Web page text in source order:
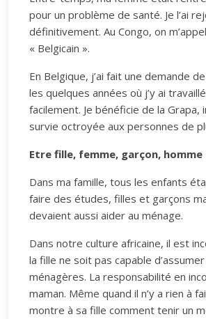
pour un problème de santé. Je l’ai
définitivement. Au Congo, on
« Belgicain ».
En Belgique, j’ai fait une demande
les quelques années où j’y ai
facilement. Je bénéficie de la Grapa,
survie octroyée aux personnes de
Etre fille, femme, garçon, homme
Dans ma famille, tous les enfants
faire des études, filles et garçons
devaient aussi aider au ménage.
Dans notre culture africaine, il est
la fille ne soit pas capable
ménagères. La responsabilité en
maman. Même quand il n’y a rien à
montre à sa fille comment tenir un